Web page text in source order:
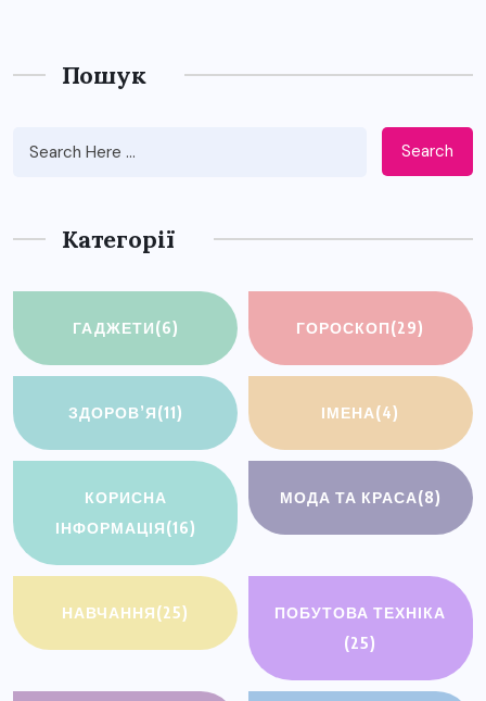
Пошук
Search
Категорії
ГАДЖЕТИ(6) ГОРОСКОП(29)
ЗДОРОВ’Я(11) ІМЕНА(4)
КОРИСНА
ІНФОРМАЦІЯ(16)
МОДА ТА КРАСА(8)
НАВЧАННЯ(25)
ПОБУТОВА ТЕХНІКА
(25)